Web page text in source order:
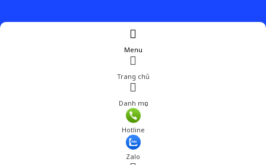
Menu
Trang chủ
Danh mục
Hotline
Zalo